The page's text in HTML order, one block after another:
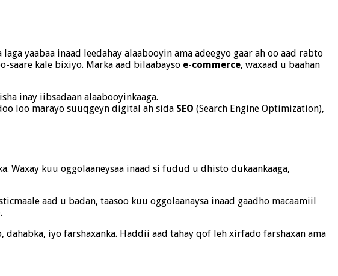
yaabaa inaad leedahay alaabooyin ama adeegyo gaar ah oo aad rabto
saare kale bixiyo. Marka aad bilaabayso e-commerce, waxaad u baahan
inay iibsadaan alaabooyinkaaga.
loo marayo suuqgeyn digital ah sida SEO (Search Engine Optimization),
Waxay kuu oggolaaneysaa inaad si fudud u dhisto dukaankaaga,
aad u badan, taasoo kuu oggolaanaysa inaad gaadho macaamiil
dahabka, iyo farshaxanka. Haddii aad tahay qof leh xirfado farshaxan ama